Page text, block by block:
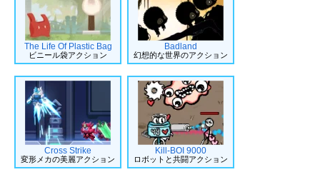
The Life Of Plastic Bag
ビニール袋アクション
Badland
幻想的な世界のアクション
Cross Strike
変形メカの美麗アクション
Kill-BOI 9000
ロボットと共闘アクション